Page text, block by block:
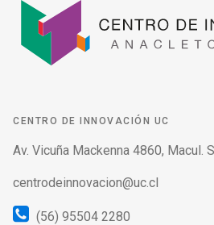
CENTRO DE INNOVACIÓN UC
Av. Vicuña Mackenna 4860, Macul.
centrodeinnovacion@uc.cl
(56) 95504 2280